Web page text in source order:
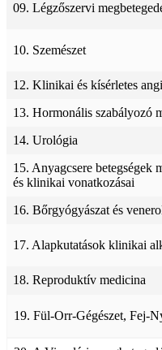
09. Légzőszervi
10. Szemészet
12. Klinikai és kísérletes
13. Hormonális szabályozó
14. Urológia
15. Anyagcsere betegségek
és klinikai vonatkozásai
16. Bőrgyógyászat és
17. Alapkutatások klinikai
18. Reproduktív medicina
19. Fül-Orr-Gégészet, Fej-